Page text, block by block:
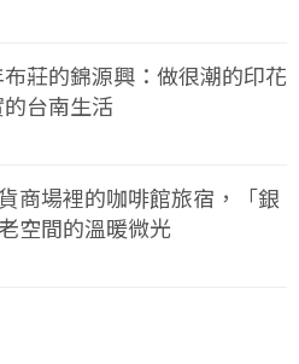
莊的錦源興：做很潮的印花
台南生活
商場裡的咖啡館旅宿，「銀
空間的溫暖微光